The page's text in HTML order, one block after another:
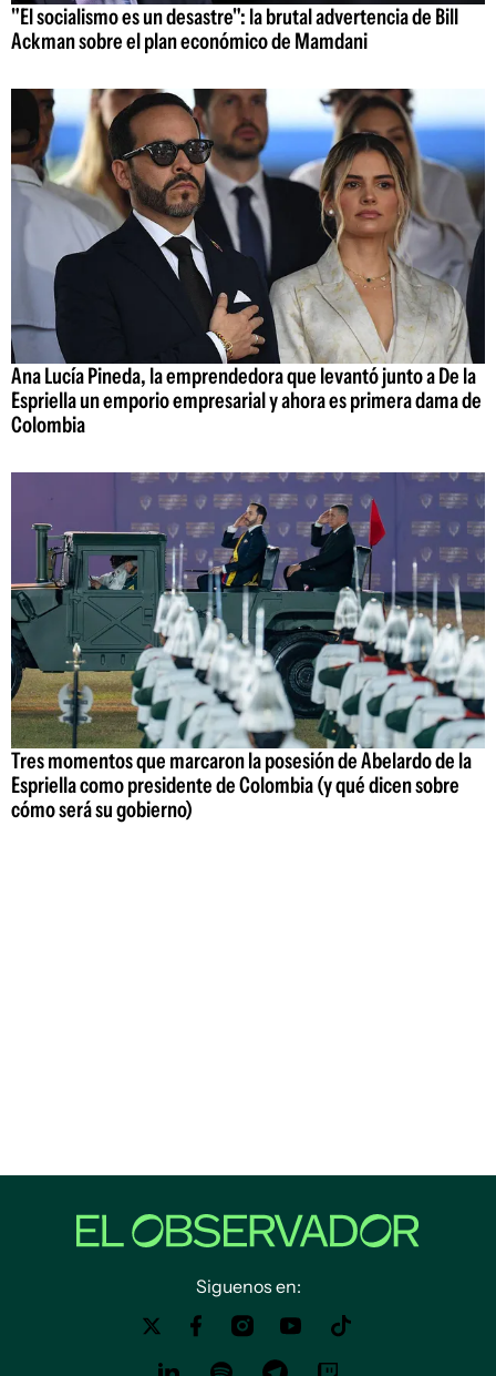
"El socialismo es un desastre": la brutal advertencia de Bill
Ackman sobre el plan económico de Mamdani
Ana Lucía Pineda, la emprendedora que levantó junto a De la
Espriella un emporio empresarial y ahora es primera dama de
Colombia
Tres momentos que marcaron la posesión de Abelardo de la
Espriella como presidente de Colombia (y qué dicen sobre
cómo será su gobierno)
Siguenos en: